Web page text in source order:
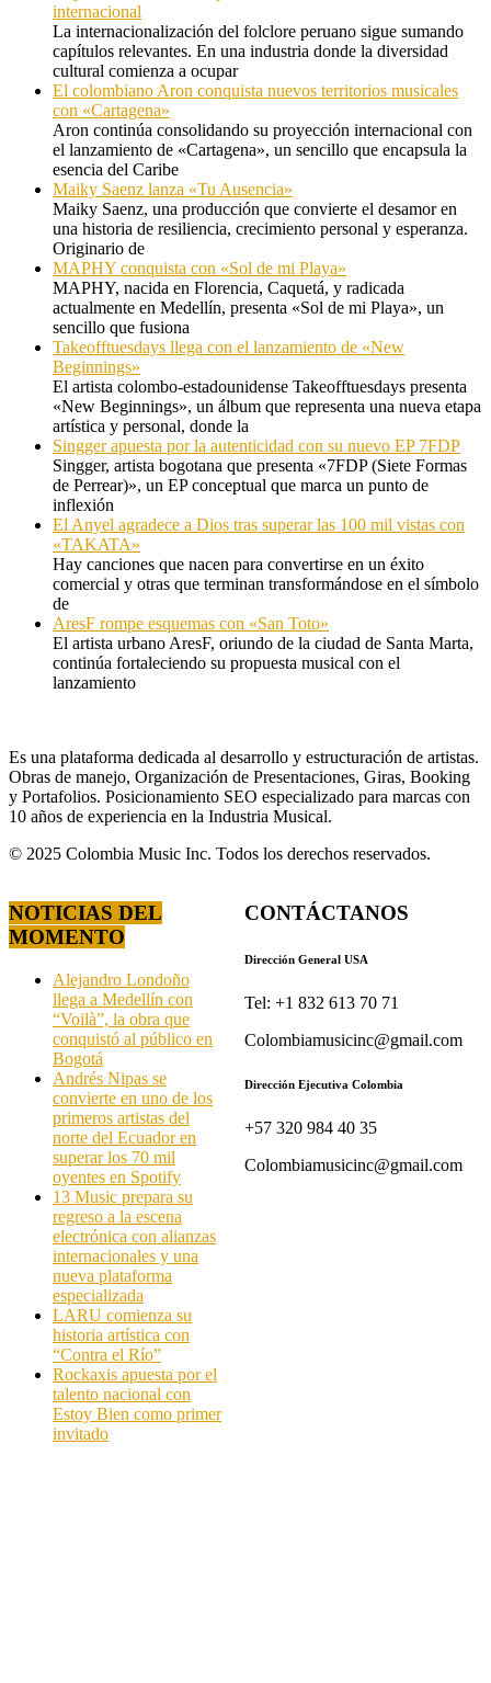
internacional
La internacionalización del folclore peruano sigue sumando
capítulos relevantes. En una industria donde la diversidad
cultural comienza a ocupar
El colombiano Aron conquista nuevos territorios musicales
con «Cartagena»
Aron continúa consolidando su proyección internacional con
el lanzamiento de «Cartagena», un sencillo que encapsula la
esencia del Caribe
Maiky Saenz lanza «Tu Ausencia»
Maiky Saenz, una producción que convierte el desamor en
una historia de resiliencia, crecimiento personal y esperanza.
Originario de
MAPHY conquista con «Sol de mi Playa»
MAPHY, nacida en Florencia, Caquetá, y radicada
actualmente en Medellín, presenta «Sol de mi Playa», un
sencillo que fusiona
Takeofftuesdays llega con el lanzamiento de «New
Beginnings»
El artista colombo-estadounidense Takeofftuesdays presenta
«New Beginnings», un álbum que representa una nueva etapa
artística y personal, donde la
Singger apuesta por la autenticidad con su nuevo EP 7FDP
Singger, artista bogotana que presenta «7FDP (Siete Formas
de Perrear)», un EP conceptual que marca un punto de
inflexión
El Anyel agradece a Dios tras superar las 100 mil vistas con
«TAKATA»
Hay canciones que nacen para convertirse en un éxito
comercial y otras que terminan transformándose en el símbolo
de
AresF rompe esquemas con «San Toto»
El artista urbano AresF, oriundo de la ciudad de Santa Marta,
continúa fortaleciendo su propuesta musical con el
lanzamiento
Es una plataforma dedicada al desarrollo y estructuración de artistas.
Obras de manejo, Organización de Presentaciones, Giras, Booking
y Portafolios. Posicionamiento SEO especializado para marcas con
10 años de experiencia en la Industria Musical.
© 2025 Colombia Music Inc. Todos los derechos reservados.
NOTICIAS DEL
MOMENTO
Alejandro Londoño
llega a Medellín con
“Voilà”, la obra que
conquistó al público en
Bogotá
Andrés Nipas se
convierte en uno de los
primeros artistas del
norte del Ecuador en
superar los 70 mil
oyentes en Spotify
13 Music prepara su
regreso a la escena
electrónica con alianzas
internacionales y una
nueva plataforma
especializada
LARU comienza su
historia artística con
“Contra el Río”
Rockaxis apuesta por el
talento nacional con
Estoy Bien como primer
invitado
CONTÁCTANOS
Dirección General USA
Tel: +1 832 613 70 71
Colombiamusicinc@gmail.com
Dirección Ejecutiva Colombia
+57 320 984 40 35
Colombiamusicinc@gmail.com